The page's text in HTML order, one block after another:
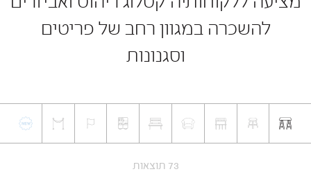
להשכרה במגוון רחב של פריטים
וסגנונות
73 תוצאות